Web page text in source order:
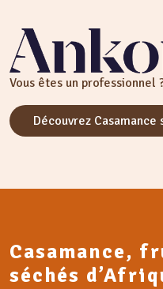
Vous êtes un professionnel
Découvrez
Casamance,
séchés